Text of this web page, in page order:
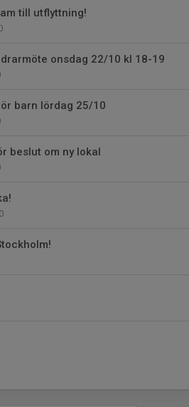
till utflyttning!
onsdag 22/10 kl 18-19
barn lördag 25/10
beslut om ny lokal
0